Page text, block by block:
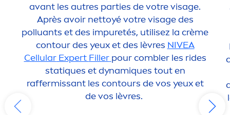
avant les autres parties de votre visage.
Après avoir nettoyé votre visage des
polluants et des impuretés, utilisez la crème
contour des yeux et des lèvres NIVEA
CellularExpert Filler pour combler les rides
statiques et dynamiques tout en
raffermissant les contours de vos yeux et
de vos lèvres.